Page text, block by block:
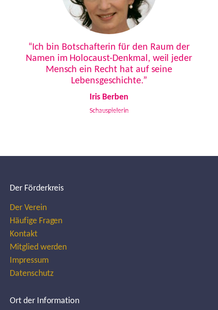
“Ich bin Botschafterin für den Raum der
Namen im Holocaust-Denkmal, weil jeder
Mensch ein Recht hat auf seine
Lebensgeschichte.”
Iris Berben
Schauspielerin
Der Förderkreis
Der Verein
Häufige Fragen
Kontakt
Mitglied werden
Impressum
Datenschutz
Ort der Information